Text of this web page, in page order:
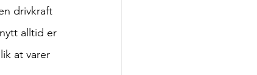
drivkraft
alltid er
at varer